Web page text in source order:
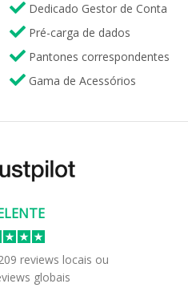
Dedicado Gestor de Conta
Pré-carga de dados
Pantones correspondentes
Gama de Acessórios
reviews locais ou
globais